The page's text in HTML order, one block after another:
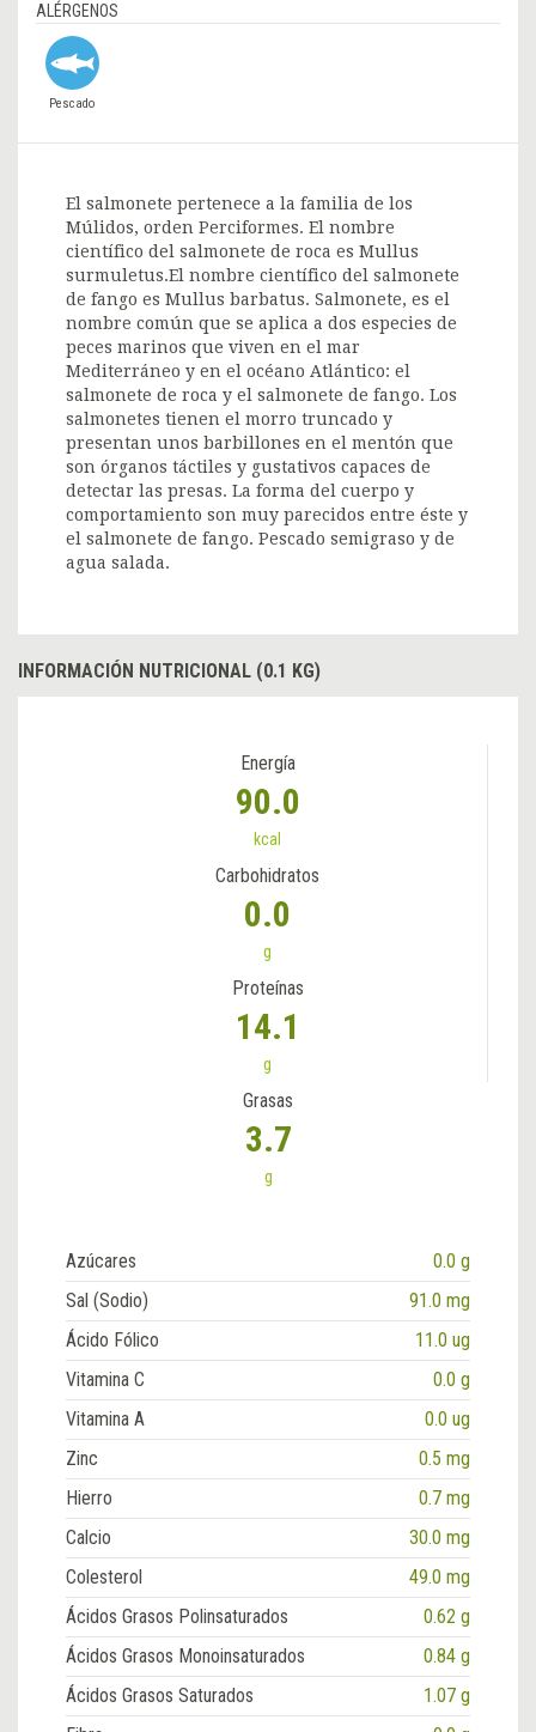
ALÉRGENOS
Pescado
El salmonete pertenece a la familia de los
Múlidos, orden Perciformes. El nombre
científico del salmonete de roca es Mullus
surmuletus.El nombre científico del salmonete
de fango es Mullus barbatus. Salmonete, es el
nombre común que se aplica a dos especies de
peces marinos que viven en el mar
Mediterráneo y en el océano Atlántico: el
salmonete de roca y el salmonete de fango. Los
salmonetes tienen el morro truncado y
presentan unos barbillones en el mentón que
son órganos táctiles y gustativos capaces de
detectar las presas. La forma del cuerpo y
comportamiento son muy parecidos entre éste y
el salmonete de fango. Pescado semigraso y de
agua salada.
INFORMACIÓN NUTRICIONAL (0.1 KG)
Energía
90.0
kcal
Carbohidratos
0.0
g
Proteínas
14.1
g
Grasas
3.7
g
Azúcares
0.0 g
Sal (Sodio)
91.0 mg
Ácido Fólico
11.0 ug
Vitamina C
0.0 g
Vitamina A
0.0 ug
Zinc
0.5 mg
Hierro
0.7 mg
Calcio
30.0 mg
Colesterol
49.0 mg
Ácidos Grasos Polinsaturados
0.62 g
Ácidos Grasos Monoinsaturados
0.84 g
Ácidos Grasos Saturados
1.07 g